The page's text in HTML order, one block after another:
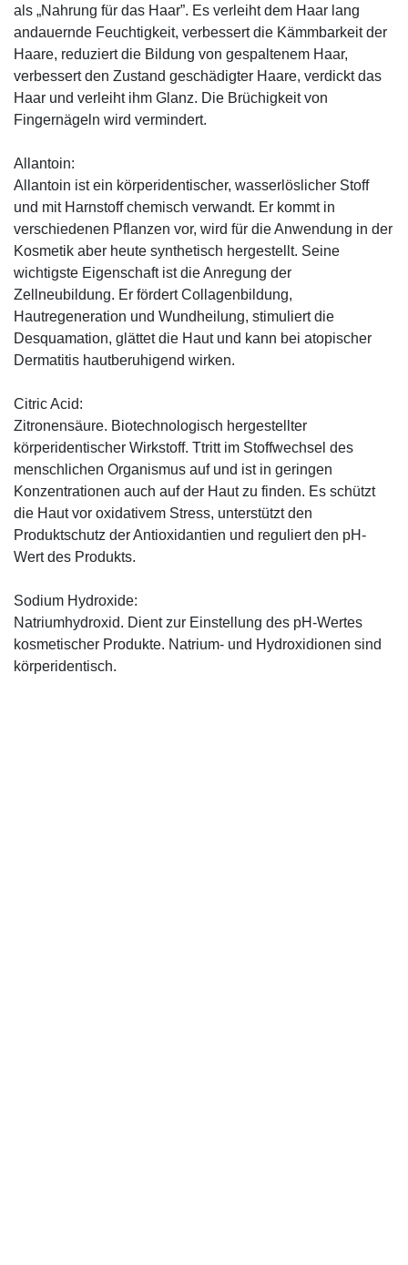
als „Nahrung für das Haar”. Es verleiht dem Haar lang
andauernde Feuchtigkeit, verbessert die Kämmbarkeit der
Haare, reduziert die Bildung von gespaltenem Haar,
verbessert den Zustand geschädigter Haare, verdickt das
Haar und verleiht ihm Glanz. Die Brüchigkeit von
Fingernägeln wird vermindert.
Allantoin:
Allantoin ist ein körperidentischer, wasserlöslicher Stoff
und mit Harnstoff chemisch verwandt. Er kommt in
verschiedenen Pflanzen vor, wird für die Anwendung in der
Kosmetik aber heute synthetisch hergestellt. Seine
wichtigste Eigenschaft ist die Anregung der
Zellneubildung. Er fördert Collagenbildung,
Hautregeneration und Wundheilung, stimuliert die
Desquamation, glättet die Haut und kann bei atopischer
Dermatitis hautberuhigend wirken.
Citric Acid:
Zitronensäure. Biotechnologisch hergestellter
körperidentischer Wirkstoff. Ttritt im Stoffwechsel des
menschlichen Organismus auf und ist in geringen
Konzentrationen auch auf der Haut zu finden. Es schützt
die Haut vor oxidativem Stress, unterstützt den
Produktschutz der Antioxidantien und reguliert den pH-
Wert des Produkts.
Sodium Hydroxide:
Natriumhydroxid. Dient zur Einstellung des pH-Wertes
kosmetischer Produkte. Natrium- und Hydroxidionen sind
körperidentisch.